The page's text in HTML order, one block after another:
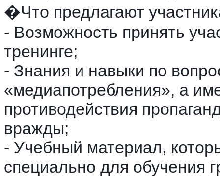
�Что предлагают
- Возможность принять
тренинге;
- Знания и навыки по
«медиапотребления», а
противодействия
вражды;
- Учебный материал,
специально для обучения